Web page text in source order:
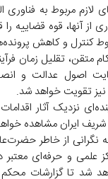
لازم مربوط به فناوری
از آنها، قوه قضاییه
کنترل و کاهش
متقن، تقلیل زمان
اصول عدالت و
نیز تقویت خواهد شد.
نزدیک آثار
ایران مشاهده
نگرانی از خاطر
علمی و حرفه‌ای معتبر
شد تا گزارشات محکم